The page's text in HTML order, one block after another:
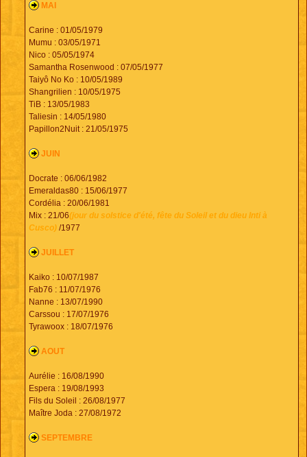
MAI
Carine : 01/05/1979
Mumu : 03/05/1971
Nico : 05/05/1974
Samantha Rosenwood : 07/05/1977
Taiyô No Ko : 10/05/1989
Shangrilien : 10/05/1975
TiB : 13/05/1983
Taliesin : 14/05/1980
Papillon2Nuit : 21/05/1975
JUIN
Docrate : 06/06/1982
Emeraldas80 : 15/06/1977
Cordélia : 20/06/1981
Mix : 21/06(jour du solstice d'été, fête du Soleil et du dieu Inti à
Cusco) /1977
JUILLET
Kaiko : 10/07/1987
Fab76 : 11/07/1976
Nanne : 13/07/1990
Carssou : 17/07/1976
Tyrawoox : 18/07/1976
AOUT
Aurélie : 16/08/1990
Espera : 19/08/1993
Fils du Soleil : 26/08/1977
Maître Joda : 27/08/1972
SEPTEMBRE